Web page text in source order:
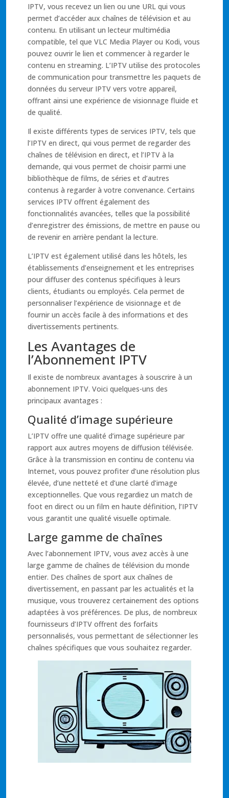
IPTV, vous recevez un lien ou une URL qui vous
permet d’accéder aux chaînes de télévision et au
contenu. En utilisant un lecteur multimédia
compatible, tel que VLC Media Player ou Kodi, vous
pouvez ouvrir le lien et commencer à regarder le
contenu en streaming. L’IPTV utilise des protocoles
de communication pour transmettre les paquets de
données du serveur IPTV vers votre appareil,
offrant ainsi une expérience de visionnage fluide et
de qualité.
Il existe différents types de services IPTV, tels que
l’IPTV en direct, qui vous permet de regarder des
chaînes de télévision en direct, et l’IPTV à la
demande, qui vous permet de choisir parmi une
bibliothèque de films, de séries et d’autres
contenus à regarder à votre convenance. Certains
services IPTV offrent également des
fonctionnalités avancées, telles que la possibilité
d’enregistrer des émissions, de mettre en pause ou
de revenir en arrière pendant la lecture.
L’IPTV est également utilisé dans les hôtels, les
établissements d’enseignement et les entreprises
pour diffuser des contenus spécifiques à leurs
clients, étudiants ou employés. Cela permet de
personnaliser l’expérience de visionnage et de
fournir un accès facile à des informations et des
divertissements pertinents.
Les Avantages de
l’Abonnement IPTV
Il existe de nombreux avantages à souscrire à un
abonnement IPTV. Voici quelques-uns des
principaux avantages :
Qualité d’image supérieure
L’IPTV offre une qualité d’image supérieure par
rapport aux autres moyens de diffusion télévisée.
Grâce à la transmission en continu de contenu via
Internet, vous pouvez profiter d’une résolution plus
élevée, d’une netteté et d’une clarté d’image
exceptionnelles. Que vous regardiez un match de
foot en direct ou un film en haute définition, l’IPTV
vous garantit une qualité visuelle optimale.
Large gamme de chaînes
Avec l’abonnement IPTV, vous avez accès à une
large gamme de chaînes de télévision du monde
entier. Des chaînes de sport aux chaînes de
divertissement, en passant par les actualités et la
musique, vous trouverez certainement des options
adaptées à vos préférences. De plus, de nombreux
fournisseurs d’IPTV offrent des forfaits
personnalisés, vous permettant de sélectionner les
chaînes spécifiques que vous souhaitez regarder.